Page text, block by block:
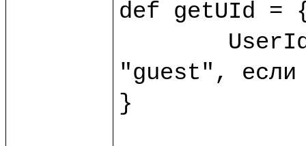
def getUId =
"guest", если
}